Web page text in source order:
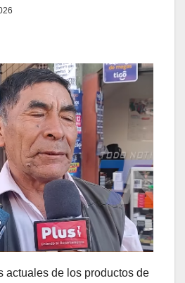
actuales de los productos de